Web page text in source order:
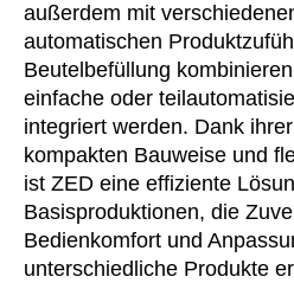
außerdem mit
automatischen
Beutelbefüllung
einfache oder
integriert werden. Dank
kompakten Bauweise und
ist ZED eine effiziente
Basisproduktionen, die
Bedienkomfort und
unterschiedliche Produkte